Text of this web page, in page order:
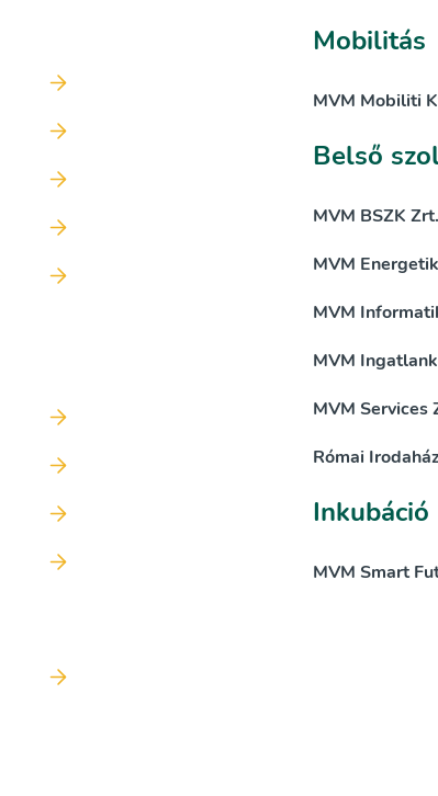
Mobilitás
MVM Mobiliti
Belső
MVM BSZK Zrt.
MVM
MVM
MVM
MVM Services
Római
Inkubáció
MVM Smart